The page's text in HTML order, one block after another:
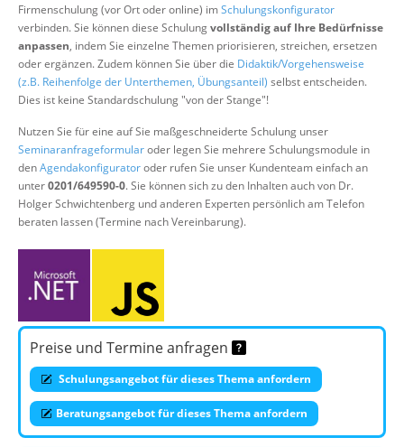
Firmenschulung (vor Ort oder online) imSchulungskonfigurator
verbinden. Sie können diese Schulungvollständig auf Ihre Bedürfnisse
anpassen, indem Sie einzelne Themen priorisieren, streichen, ersetzen
oder ergänzen. Zudem können Sie über die Didaktik/Vorgehensweise
(z.B. Reihenfolge der Unterthemen, Übungsanteil) selbst entscheiden.
Dies ist keine Standardschulung "von der Stange"!
Nutzen Sie für eine auf Sie maßgeschneiderte Schulung unser
Seminaranfrageformularoder legen Sie mehrere Schulungsmodule in
denAgendakonfiguratoroder rufen Sie unser Kundenteam einfach an
unter0201/649590-0. Sie können sich zu den Inhalten auch von Dr.
Holger Schwichtenberg und anderen Experten persönlich am Telefon
beraten lassen (Termine nach Vereinbarung).
Preise und Termine anfragen
Schulungsangebot für dieses Thema anfordern
Beratungsangebot für dieses Thema anfordern